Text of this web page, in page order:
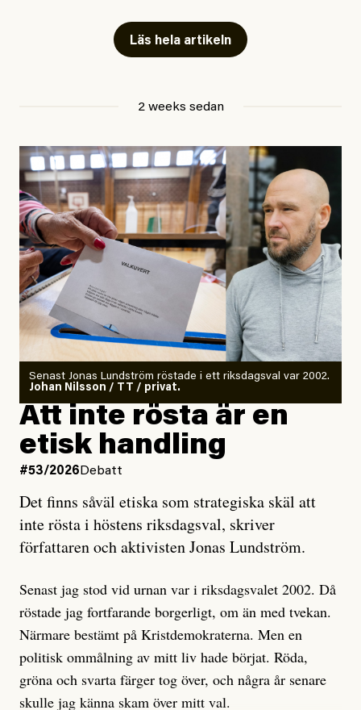
skriver för? Vad betyder det att vara en ”röd, grön och
oberoende” tidning? Och vad är egentligen bra
utpekas som israelisk infiltratör”. Enligt ingressen
handlar artikeln om en person vars ”bakgrund skapar
splittring och oro i rörelsen”. Problemet är att artikeln
skapar betydligt mer oro i palestinarörelsen – och den
oberoende vänstern – än den porträtterade personen
eller dess bakgrund.
Det finns en väldigt enkel regel inom alla politiska
rörelser när det gäller misstänkta infiltratörer:
Antingen har en bevis på att de är infiltratörer, och då
ska en gå ut med det så fort det bara går för att skydda
rörelsen. Eller så har en inga bevis, bara misstankar,
och då ska en efterforska diskret, just för att inte skapa
oro inom rörelsen.
Artikeln undersöker inte, som ETC påstår, ”vad som
är sant, vad som är rykten”, utan den bidrar bara till
ännu mer ryktesspridning. Det finns inte ett enda bevis
misstänkta personen är en infiltratör. Det som läsaren
får veta är att personen har ändrat sina politiska åsikter
under åren, att den har raderat tidigare innehåll på sina
sociala medier, att artikelns författare inte förstår sig
på personens ekonomi och att det tydligen finns
anonyma röster inom rörelsen som säger saker som
Läs hela artikeln
2 weeks sedan
Senast Jonas Lundström röstade i ett riksdagsval var 2002.
Johan Nilsson / TT / privat.
Att inte rösta är en
etisk handling
#53/2026 Debatt
Det finns såväl etiska som strategiska skäl att
inte rösta i höstens riksdagsval, skriver
författaren och aktivisten Jonas Lundström.
Senast jag stod vid urnan var i riksdagsvalet 2002. Då
röstade jag fortfarande borgerligt, om än med tvekan.
Närmare bestämt på Kristdemokraterna. Men en
politisk ommålning av mitt liv hade börjat. Röda,
gröna och svarta färger tog över, och några år senare
skulle jag känna skam över mitt val.